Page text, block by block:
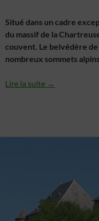
Situé dans un cadre
du massif de la
couvent. Le belvédère
nombreux sommets
Lire la suite →